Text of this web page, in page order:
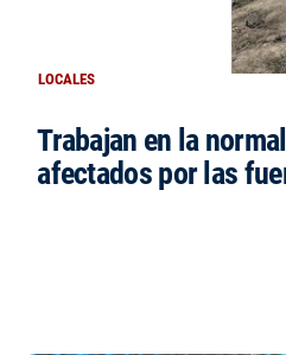
LOCALES
Trabajan en la
afectados por las